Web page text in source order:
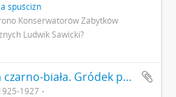
spuścizn
Konserwatorów Zabytków
Ludwik Sawicki?
Odbitka pozytywowa czarno-biała. Gródek pow. Równe. Stanowisko paleolityczne II. Badania archeologiczne L. Sawickiego. Data wykonania zdjęcia: nieustalona. Fot. L. Sawicki?
1927